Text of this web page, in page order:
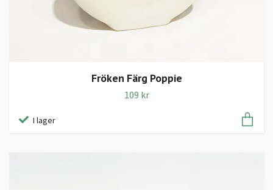
Fröken Färg Poppie
109 kr
I lager